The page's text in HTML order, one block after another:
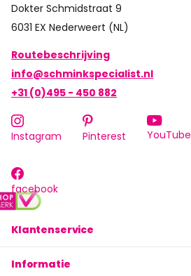
Klantenservice
Informatie
Dokter Schmidstraat 9
6031 EX Nederweert (NL)
Routebeschrijving
info@schminkspecialist.nl
+31 (0)495 - 450 882
Instagram Pinterest YouTube
facebook